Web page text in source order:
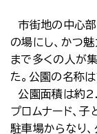
市街地の中心
の場にし、かつ
まで多くの人が
た。公園の名称
公園面積は約
プロムナード、子
駐車場からなり